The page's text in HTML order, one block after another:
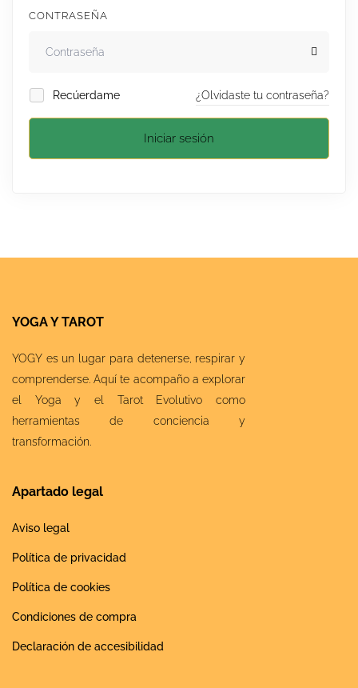
CONTRASEÑA
Recúerdame ¿Olvidaste tu contraseña?
Iniciar sesión
YOGA Y TAROT
YOGY es un lugar para detenerse, respirar y
comprenderse. Aquí te acompaño a explorar
el Yoga y el Tarot Evolutivo como
herramientas de conciencia y
transformación.
Apartado legal
Aviso legal
Política de privacidad
Política de cookies
Condiciones de compra
Declaración de accesibilidad